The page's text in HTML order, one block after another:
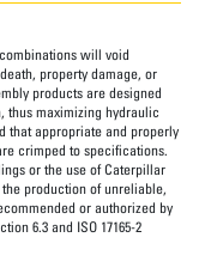
will void
property damage, or
products are designed
thus maximizing hydraulic
that appropriate and properly
crimped to specifications.
or the use of Caterpillar
production of unreliable,
or authorized by
6.3 and ISO 17165-2